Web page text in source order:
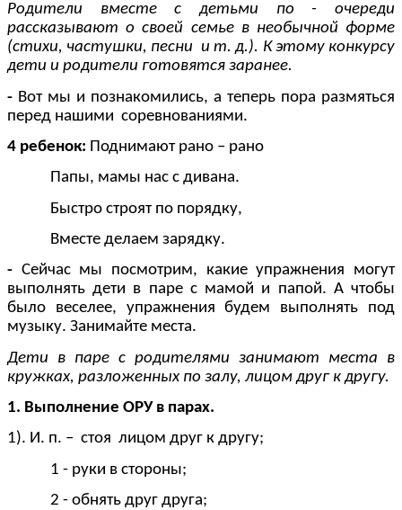
Родители вместе с детьми по - очереди
рассказывают о своей семье в необычной форме
(стихи, частушки, песни и т. д.). К этому конкурсу
дети и родители готовятся заранее.
- Вот мы и познакомились, а теперь пора размяться
перед нашими соревнованиями.
4 ребенок: Поднимают рано – рано
Папы, мамы нас с дивана.
Быстро строят по порядку,
Вместе делаем зарядку.
- Сейчас мы посмотрим, какие упражнения могут
выполнять дети в паре с мамой и папой. А чтобы
было веселее, упражнения будем выполнять под
музыку. Занимайте места.
Дети в паре с родителями занимают места в
кружках, разложенных по залу, лицом друг к другу.
1. Выполнение ОРУ в парах.
1). И. п. – стоя лицом друг к другу;
1 - руки в стороны;
2 - обнять друг друга;